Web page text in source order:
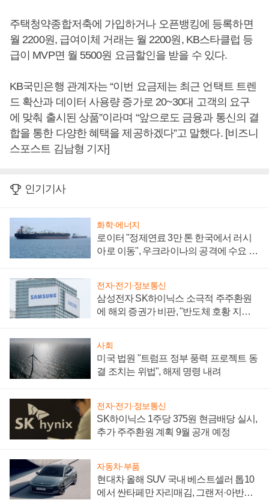
주택청약종합저축에 가입하거나 오픈뱅킹에 등록하면
월 2200원, 급여이체 거래는 월 2200원, KB스타클럽 등
급이 MVP면 월 5500원 요금할인을 받을 수 있다.
KB국민은행 관계자는 “이번 요금제는 최근 언택트 트렌
드 확산과 데이터 사용량 증가로 20~30대 고객의 요구
에 맞춰 출시된 상품”이라며 “앞으로도 금융과 통신의 결
합을 통한 다양한 혜택을 제공하겠다”고 말했다. [비즈니
스포스트 김남형 기자]
인기기사
화학·에너지
로이터 "정제연료 3만 톤 한국에서 러시
아로 이동", 우크라이나의 공격에 수요 늘
전자·전기·정보통신
삼성전자 SK하이닉스 소극적 주주환원
에 해외 증권가 비판, "반도체 호황 지속
사회
미국 법원 "트럼프 정부 풍력 프로젝트 동
결 조치는 위법", 해제 명령 내려
전자·전기·정보통신
SK하이닉스 1주당 375원 현금배당 실시,
추가 주주환원 계획 9월 공개 예정
자동차·부품
현대차 올해 SUV 국내 베스트셀러 톱10
에서 싼타페만 자리매김, 그랜저·아반떼